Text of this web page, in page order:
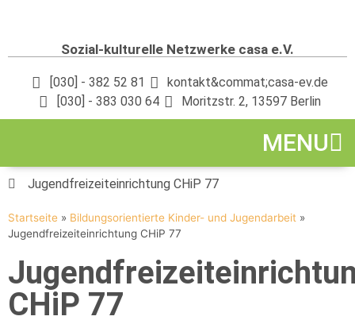
Sozial-kulturelle Netzwerke casa e.V.
[030] - 382 52 81
kontakt&commat;casa-ev.de
[030] - 383 030 64
Moritzstr. 2, 13597 Berlin
MENU
Jugendfreizeiteinrichtung CHiP 77
Startseite » Bildungsorientierte Kinder- und Jugendarbeit »
Jugendfreizeiteinrichtung CHiP 77
CHiP 77